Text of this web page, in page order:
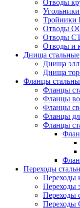
Отводы
Тройники
Отводы
Отводы
Отводы и
Днища стальные
Днища
Днища
Фланцы
Фланцы
Фланцы
Фланцы
Фланцы
Фланцы
Переходы
Переходы
Переходы
Переходы
Переходы